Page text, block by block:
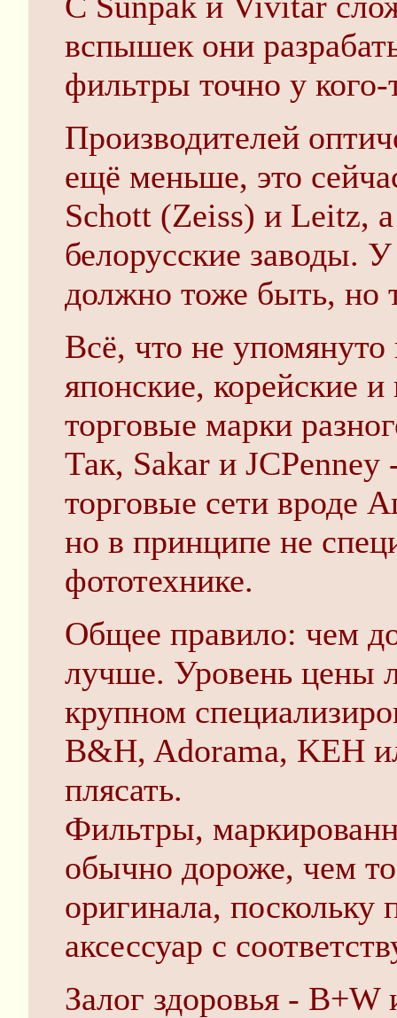
вспышек они
фильтры точно у кого-
Производителей
ещё меньше, это
Schott (Zeiss) и Leitz,
белорусские заводы.
должно тоже быть, но
Всё, что не
японские, корейские
торговые марки
Так, Sakar и JCPenney
торговые сети вроде
но в принципе не
фототехнике.
Общее правило: чем
лучше. Уровень цены
крупном
B&H, Adorama, KEH
плясать.
Фильтры,
обычно дороже, чем
оригинала,
аксессуар с
Залог здоровья -